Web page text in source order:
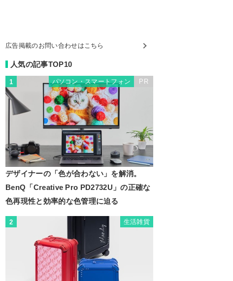
広告掲載のお問い合わせはこちら
人気の記事TOP10
1 パソコン・スマートフォン PR
デザイナーの「色が合わない」を解消。
BenQ「Creative Pro PD2732U」の正確な
色再現性と効率的な色管理に迫る
2 生活雑貨